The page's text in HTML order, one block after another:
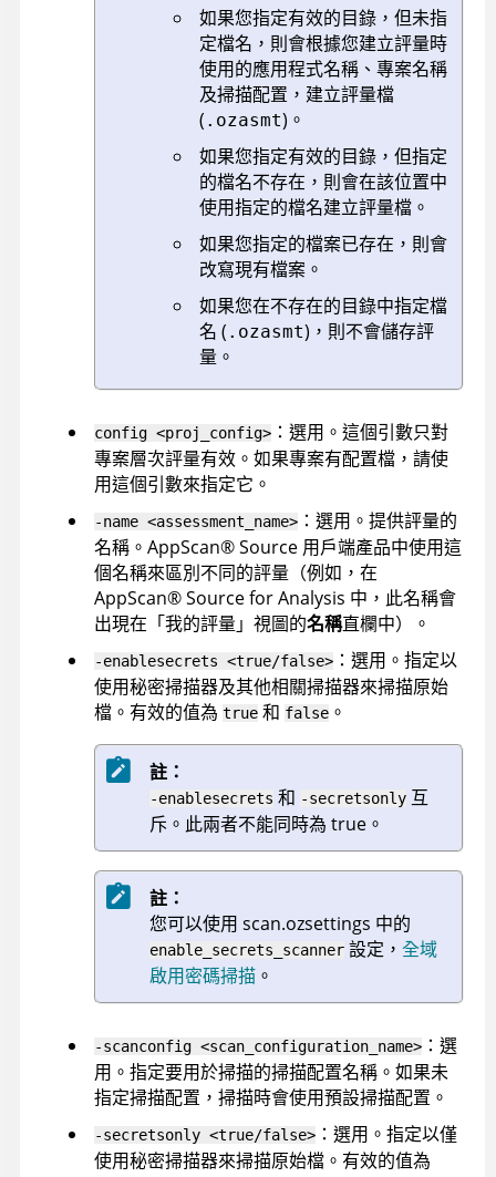
如果您指定有效的目錄，但未指
定檔名，則會根據您建立評量時
使用的應用程式名稱、專案名稱
及掃描配置，建立評量檔
( .ozasmt)。
如果您指定有效的目錄，但指定
的檔名不存在，則會在該位置中
使用指定的檔名建立評量檔。
如果您指定的檔案已存在，則會
改寫現有檔案。
如果您在不存在的目錄中指定檔
名 ( .ozasmt)，則不會儲存評
量。
config <proj_config> ：選用。這個引數只對
專案層次評量有效。如果專案有配置檔，請使
用這個引數來指定它。
-name <assessment_name> ：選用。提供評量的
名稱。 AppScan®Source 用戶端產品中使用這
個名稱來區別不同的評量（例如，在
AppScan®Source for Analysis 中，此名稱會
出現在「我的評量」視圖的名稱直欄中）。
-enablesecrets <true/false> ：選用。指定以
使用秘密掃描器及其他相關掃描器來掃描原始
檔。有效的值為 true 和 false 。
註：
-enablesecrets 和 -secretsonly 互
斥。此兩者不能同時為 true。
註：
您可以使用 scan.ozsettings 中的
enable_secrets_scanner 設定， 全域
啟用密碼掃描 。
-scanconfig <scan_configuration_name> ：選
用。指定要用於掃描的掃描配置名稱。如果未
指定掃描配置，掃描時會使用預設掃描配置。
-secretsonly <true/false> ：選用。指定以僅
使用秘密掃描器來掃描原始檔。有效的值為